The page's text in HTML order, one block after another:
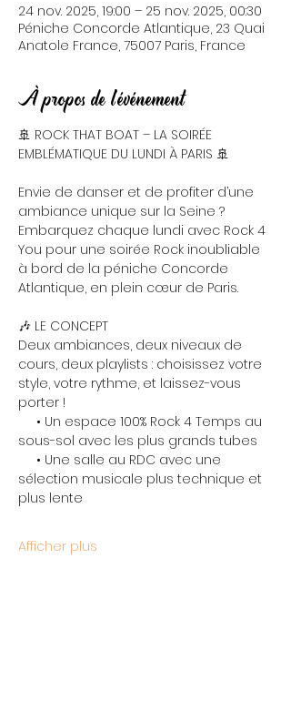
24 nov. 2025, 19:00 – 25 nov. 2025, 00:30
Péniche Concorde Atlantique, 23 Quai
Anatole France, 75007 Paris, France
À propos de l'événement
🚢 ROCK THAT BOAT – LA SOIRÉE
EMBLÉMATIQUE DU LUNDI À PARIS 🚢
Envie de danser et de profiter d’une
ambiance unique sur la Seine ?
Embarquez chaque lundi avec Rock 4
You pour une soirée Rock inoubliable
à bord de la péniche Concorde
Atlantique, en plein cœur de Paris.
🎶 LE CONCEPT
Deux ambiances, deux niveaux de
cours, deux playlists : choisissez votre
style, votre rythme, et laissez-vous
porter !
• Un espace 100% Rock 4 Temps au
sous-sol avec les plus grands tubes
• Une salle au RDC avec une
sélection musicale plus technique et
plus lente
Afficher plus